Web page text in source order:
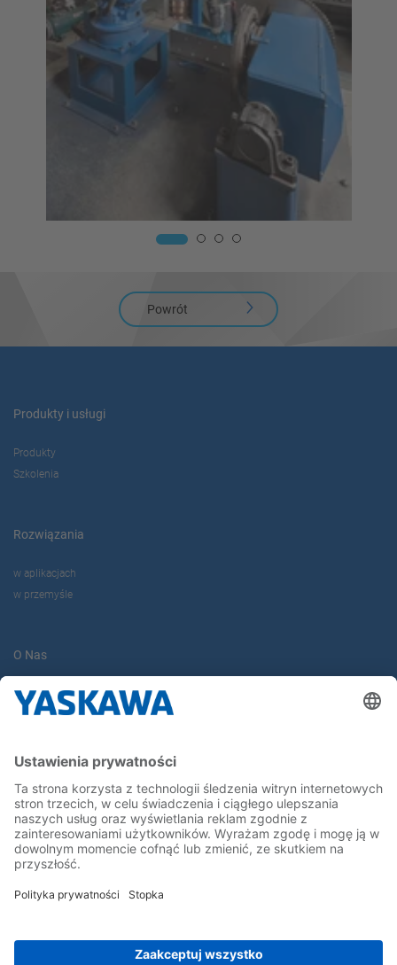
Powrót
Produkty i usługi
Produkty
Szkolenia
Rozwiązania
w aplikacjach
w przemyśle
O Nas
Yaskawa Europe Gmbh
Yaskawa Polska
Kariera
Bądź z nami na bieżąco